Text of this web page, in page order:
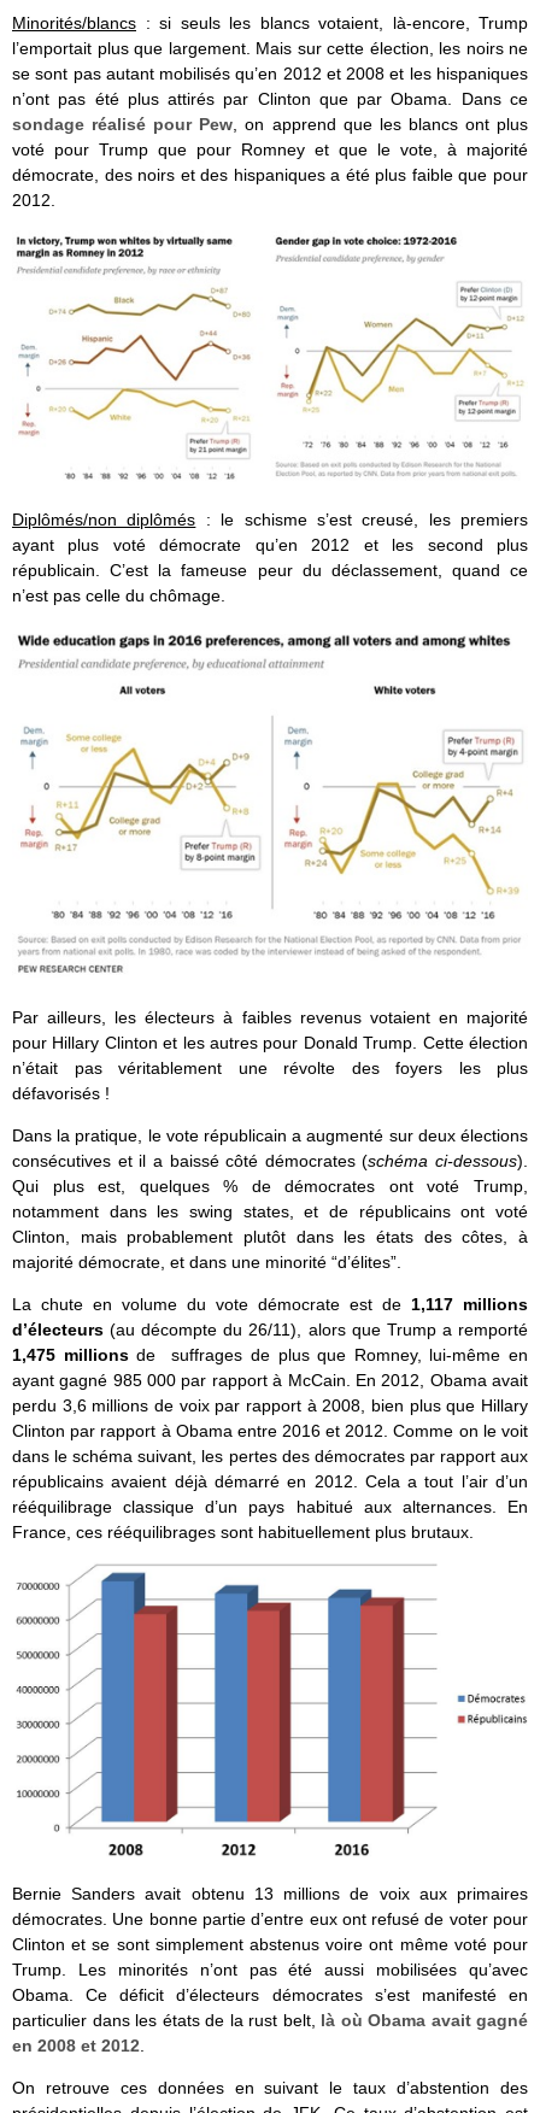
Minorités/blancs : si seuls les blancs votaient, là-encore, Trump
l’emportait plus que largement. Mais sur cette élection, les noirs ne
se sont pas autant mobilisés qu’en 2012 et 2008 et les hispaniques
n’ont pas été plus attirés par Clinton que par Obama. Dans ce
sondage réalisé pour Pew , on apprend que les blancs ont plus
voté pour Trump que pour Romney et que le vote, à majorité
démocrate, des noirs et des hispaniques a été plus faible que pour
2012.
Diplômés/non diplômés : le schisme s’est creusé, les premiers
ayant plus voté démocrate qu’en 2012 et les second plus
républicain. C’est la fameuse peur du déclassement, quand ce
n’est pas celle du chômage.
Par ailleurs, les électeurs à faibles revenus votaient en majorité
pour Hillary Clinton et les autres pour Donald Trump. Cette élection
n’était pas véritablement une révolte des foyers les plus
défavorisés !
Dans la pratique, le vote républicain a augmenté sur deux élections
consécutives et il a baissé côté démocrates (schéma ci-dessous).
Qui plus est, quelques % de démocrates ont voté Trump,
notamment dans les swing states, et de républicains ont voté
Clinton, mais probablement plutôt dans les états des côtes, à
majorité démocrate, et dans une minorité “d’élites”.
La chute en volume du vote démocrate est de 1,117 millions
d’électeurs(au décompte du 26/11), alors que Trump a remporté
1,475 millionsde suffrages de plus que Romney, lui-même en
ayant gagné 985 000 par rapport à McCain. En 2012, Obama avait
perdu 3,6 millions de voix par rapport à 2008, bien plus que Hillary
Clinton par rapport à Obama entre 2016 et 2012. Comme on le voit
dans le schéma suivant, les pertes des démocrates par rapport aux
républicains avaient déjà démarré en 2012. Cela a tout l’air d’un
rééquilibrage classique d’un pays habitué aux alternances. En
France, ces rééquilibrages sont habituellement plus brutaux.
Bernie Sanders avait obtenu 13 millions de voix aux primaires
démocrates. Une bonne partie d’entre eux ont refusé de voter pour
Clinton et se sont simplement abstenus voire ont même voté pour
Trump. Les minorités n’ont pas été aussi mobilisées qu’avec
Obama. Ce déficit d’électeurs démocrates s’est manifesté en
particulier dans les états de la rust belt, là où Obama avait gagné
en 2008 et 2012
On retrouve ces données en suivant le taux d’abstention des